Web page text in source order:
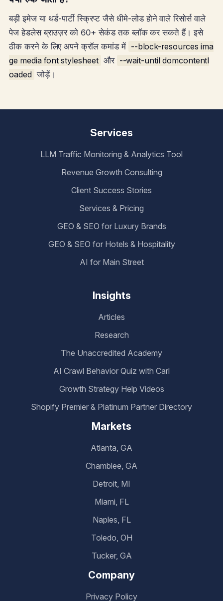
बड़ी इमेज या थर्ड-पार्टी स्क्रिप्ट जैसे धीमे-लोड होने वाले रिसोर्स वाले
पेज हेडलेस ब्राउज़र को 60+ सेकंड तक ब्लॉक कर सकते हैं। इसे
ठीक करने के लिए अपने क्रॉल कमांड में --block-resources ima
ge media font stylesheet और --wait-until domcontentl
oaded जोड़ें।
Services
LLM Traffic Monitoring & Analytics Tool
Revenue Growth Consulting
Client Success Stories
Services & Pricing
GEO & SEO for Luxury Brands
GEO & SEO for Hotels & Hospitality
AI for Main Street
Insights
Articles
Research
The Unaccredited Academy
AI Crawl Behavior Quiz with Carl
Growth Strategy Help Videos
Shopify Premier & Platinum Partner Directory
Markets
Atlanta, GA
Chamblee, GA
Detroit, MI
Miami, FL
Naples, FL
Toledo, OH
Tucker, GA
Company
Privacy Policy